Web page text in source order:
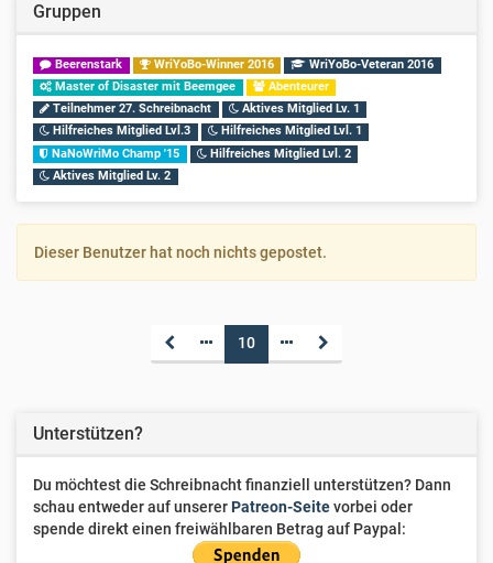
Gruppen
Beerenstark WriYoBo-Winner 2016
WriYoBo-Veteran 2016
Master of Disaster mit Beemgee
Abenteurer
Teilnehmer 27. Schreibnacht
Aktives Mitglied Lv. 1
Hilfreiches Mitglied Lvl.3
Hilfreiches Mitglied Lvl. 1
NaNoWriMo Champ '15
Hilfreiches Mitglied Lvl. 2
Aktives Mitglied Lv. 2
Dieser Benutzer hat noch nichts gepostet.
10
Unterstützen?
Du möchtest die Schreibnacht finanziell unterstützen? Dann
schau entweder auf unsererPatreon-Seitevorbei oder
spende direkt einen freiwählbaren Betrag auf Paypal: